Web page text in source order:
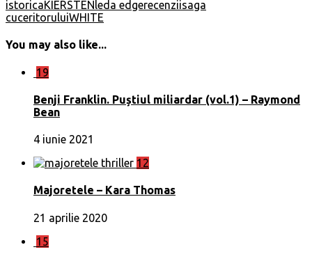
istoricaKIERSTENleda edgerecenziisaga
cuceritoruluiWHITE
You may also like...
19
Benji Franklin. Puștiul miliardar (vol.1) – Raymond
Bean
4 iunie 2021
12
Majoretele – Kara Thomas
21 aprilie 2020
15